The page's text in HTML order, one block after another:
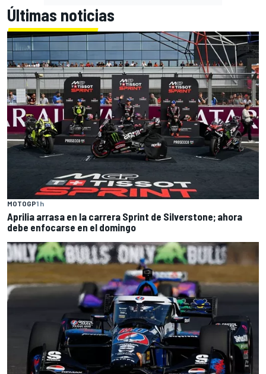
Últimas noticias
MOTOGP1 h
Aprilia arrasa en la carrera Sprint de Silverstone; ahora
debe enfocarse en el domingo